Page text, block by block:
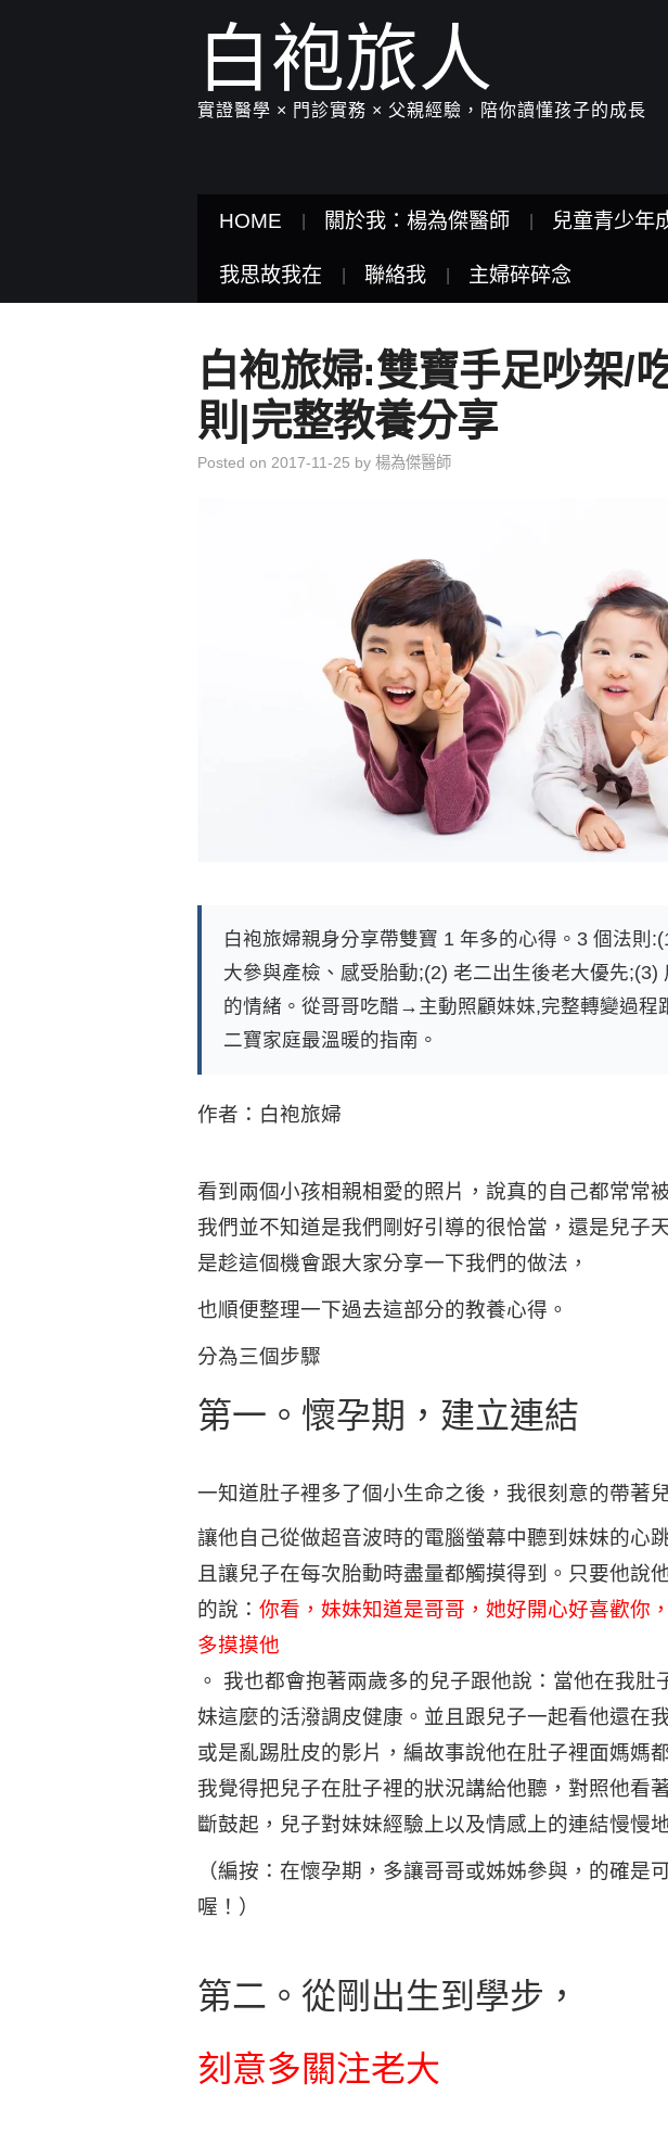
白袍旅人
實證醫學 × 門診實務 × 父親經驗，陪你讀懂孩子的成長
HOME 關於我：楊為傑醫師 兒童青少年
我思故我在 聯絡我 主婦碎碎念
白袍旅婦:雙寶手足吵架/
則|完整教養分享
Posted on 2017-11-25 by 楊為傑醫師
白袍旅婦親身分享帶雙寶 1 年多的心得。3 個法則
大參與產檢、感受胎動;(2) 老二出生後老大優先;(3)
的情緒。從哥哥吃醋→主動照顧妹妹,完整轉變過程
二寶家庭最溫暖的指南。
作者：白袍旅婦
看到兩個小孩相親相愛的照片，說真的自己都常常
我們並不知道是我們剛好引導的很恰當，還是兒子
是趁這個機會跟大家分享一下我們的做法，
也順便整理一下過去這部分的教養心得。
分為三個步驟
第一。懷孕期，建立連結
一知道肚子裡多了個小生命之後，我很刻意的帶著
讓他自己從做超音波時的電腦螢幕中聽到妹妹的心
且讓兒子在每次胎動時盡量都觸摸得到。只要他說
的說： 你看，妹妹知道是哥哥，她好開心好喜歡你
多摸摸他
。 我也都會抱著兩歲多的兒子跟他說：當他在我肚
妹這麼的活潑調皮健康。並且跟兒子一起看他還在
或是亂踢肚皮的影片，編故事說他在肚子裡面媽媽
我覺得把兒子在肚子裡的狀況講給他聽，對照他看
斷鼓起，兒子對妹妹經驗上以及情感上的連結慢慢
（編按：在懷孕期，多讓哥哥或姊姊參與，的確是
喔！）
第二。從剛出生到學步，
刻意多關注老大